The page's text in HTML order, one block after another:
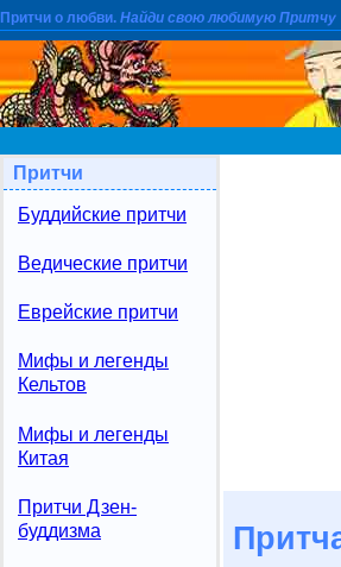
Притчи о любви. Найди свою любимую Притчу
Притчи
Буддийские притчи
Ведические притчи
Еврейские притчи
Мифы и легенды
Кельтов
Мифы и легенды
Китая
Притчи Дзен-
буддизма